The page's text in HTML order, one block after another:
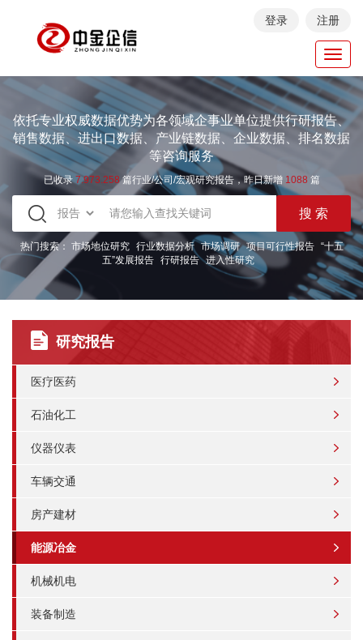
登录 注册
依托专业权威数据优势为各领域企事业单位提供行研报告、
销售数据、进出口数据、产业链数据、企业数据、排名数据
等咨询服务
已收录7.973.258篇行业/公司/宏观研究报告，昨日新增 1088 篇
热门搜索： 市场地位研究 行业数据分析 市场调研 项目可行性报告
“十五
五”发展报告 行研报告 进入性研究
研究报告
医疗医药
石油化工
仪器仪表
车辆交通
房产建材
能源冶金
机械机电
装备制造